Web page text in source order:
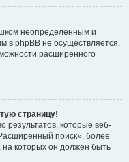
неопределённым и
в phpBB не осуществляется.
расширенного
страницу!
результатов, которые веб-
поиск», более
на которых он должен быть